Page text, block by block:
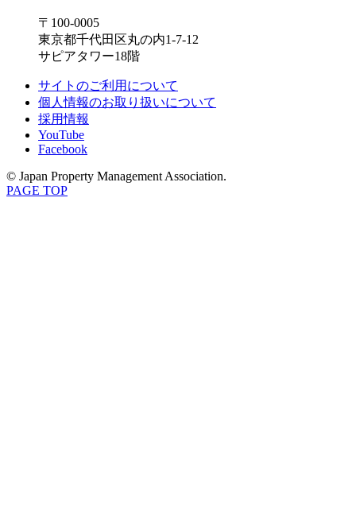
〒100-0005
東京都千代田区丸の内1-7-12
サピアタワー18階
サイトのご利用について
個人情報のお取り扱いについて
採用情報
YouTube
Facebook
© Japan Property Management Association.
PAGE TOP